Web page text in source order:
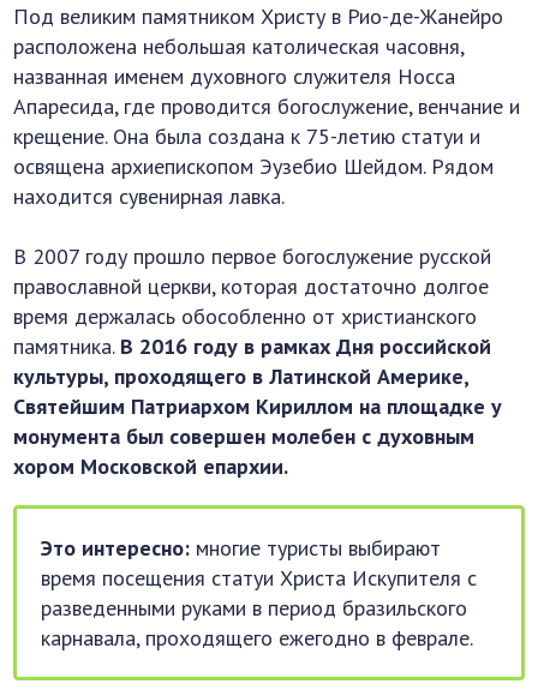
Под великим памятником Христу в Рио-де-Жанейро
расположена небольшая католическая часовня,
названная именем духовного служителя Носса
Апаресида, где проводится богослужение, венчание и
крещение. Она была создана к 75-летию статуи и
освящена архиепископом Эузебио Шейдом. Рядом
находится сувенирная лавка.
В 2007 году прошло первое богослужение русской
православной церкви, которая достаточно долгое
время держалась обособленно от христианского
памятника. В 2016 году в рамках Дня российской
культуры, проходящего в Латинской Америке,
Святейшим Патриархом Кириллом на площадке у
монумента был совершен молебен с духовным
хором Московской епархии.
Это интересно: многие туристы выбирают
время посещения статуи Христа Искупителя с
разведенными руками в период бразильского
карнавала, проходящего ежегодно в феврале.